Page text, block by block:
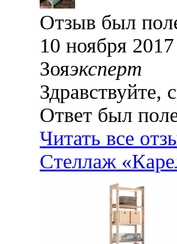
Отзыв был
10 ноября 2017
Зояэксперт
Здравствуйте,
Ответ был
Читать все
Стеллаж